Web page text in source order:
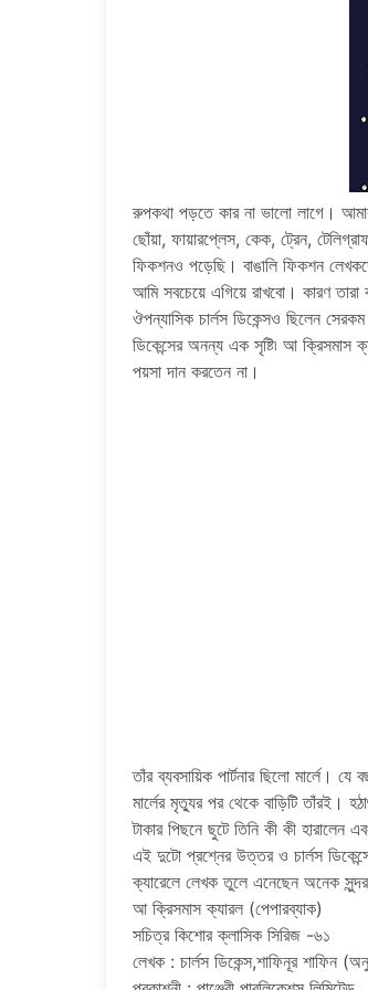
রুপকথা পড়তে কার না ভালো লাগে।
ছোঁয়া, ফায়ারপ্লেস, কেক, ট্রেন,
ফিকশনও পড়েছি। বাঙালি ফিকশন
আমি সবচেয়ে এগিয়ে রাখবো। কারণ তারা
ঔপন্যাসিক চার্লস ডিকেন্সও ছিলেন
ডিকেন্সের অনন্য এক সৃষ্টি৷ আ
পয়সা দান করতেন না।
তাঁর ব্যবসায়িক পার্টনার ছিলো মার্লে।
মার্লের মৃত্যুর পর থেকে বাড়িটি তাঁরই।
টাকার পিছনে ছুটে তিনি কী কী হারালেন
এই দুটো প্রশ্নের উত্তর ও চার্লস
ক্যারেলে লেখক তুলে এনেছেন অনেক
আ ক্রিসমাস ক্যারল (পেপারব্যাক)
সচিত্র কিশোর ক্লাসিক সিরিজ -৬১
লেখক : চার্লস ডিকেন্স,শাফিনূর শাফিন